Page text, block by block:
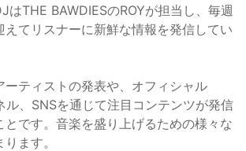
はTHE BAWDIESのROYが担当し、毎週
えてリスナーに新鮮な情報を発信してい
ーティストの発表や、オフィシャル
ル、SNSを通じて注目コンテンツが発信
とです。音楽を盛り上げるための様々な
ます。